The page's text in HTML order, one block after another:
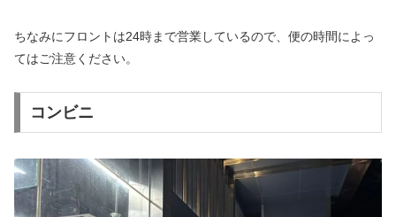
ちなみにフロントは24時まで営業しているので、便の時間によっ
てはご注意ください。
コンビニ